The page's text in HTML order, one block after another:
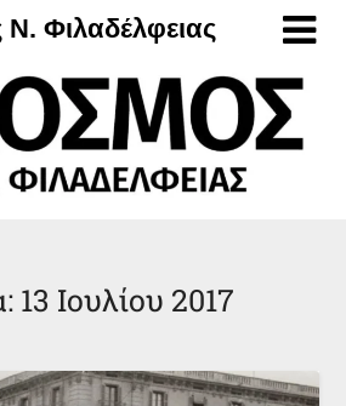
Φιλαδέλφειας
13 Ιουλίου 2017